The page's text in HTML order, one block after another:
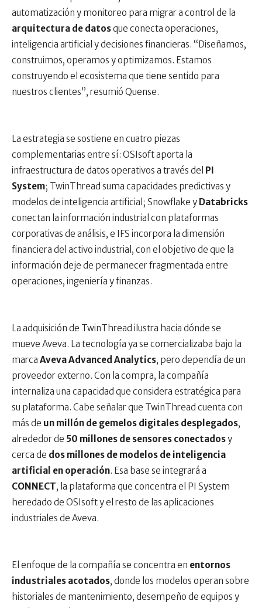
automatización y monitoreo para migrar a control de la
arquitectura de datosque conecta operaciones,
inteligencia artificial y decisiones financieras. “Diseñamos,
construimos, operamos y optimizamos. Estamos
construyendo el ecosistema que tiene sentido para
nuestros clientes”, resumió Quense.
La estrategia se sostiene en cuatro piezas
complementarias entre sí: OSIsoft aporta la
infraestructura de datos operativos a través del PI
System; TwinThread suma capacidades predictivas y
modelos de inteligencia artificial; Snowflake y Databricks
conectan la información industrial con plataformas
corporativas de análisis, e IFS incorpora la dimensión
financiera del activo industrial, con el objetivo de que la
información deje de permanecer fragmentada entre
operaciones, ingeniería y finanzas.
La adquisición de TwinThread ilustra hacia dónde se
mueve Aveva. La tecnología ya se comercializaba bajo la
marca Aveva Advanced Analytics, pero dependía de un
proveedor externo. Con la compra, la compañía
internaliza una capacidad que considera estratégica para
su plataforma. Cabe señalar que TwinThread cuenta con
más de un millón de gemelos digitales desplegados,
alrededor de 50 millones de sensores conectadosy
cerca de dos millones de modelos de inteligencia
artificial en operación. Esa base se integrará a
CONNECT, la plataforma que concentra el PI System
heredado de OSIsoft y el resto de las aplicaciones
industriales de Aveva.
El enfoque de la compañía se concentra en entornos
industriales acotados, donde los modelos operan sobre
historiales de mantenimiento, desempeño de equipos y